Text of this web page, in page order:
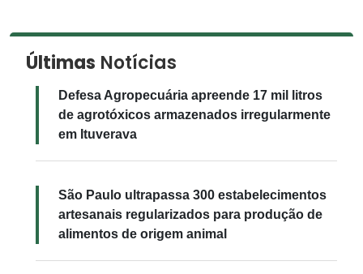
Últimas Notícias
Defesa Agropecuária apreende 17 mil litros
de agrotóxicos armazenados irregularmente
em Ituverava
São Paulo ultrapassa 300 estabelecimentos
artesanais regularizados para produção de
alimentos de origem animal